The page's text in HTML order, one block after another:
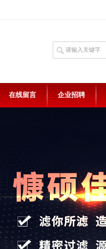
在线留言 企业招聘